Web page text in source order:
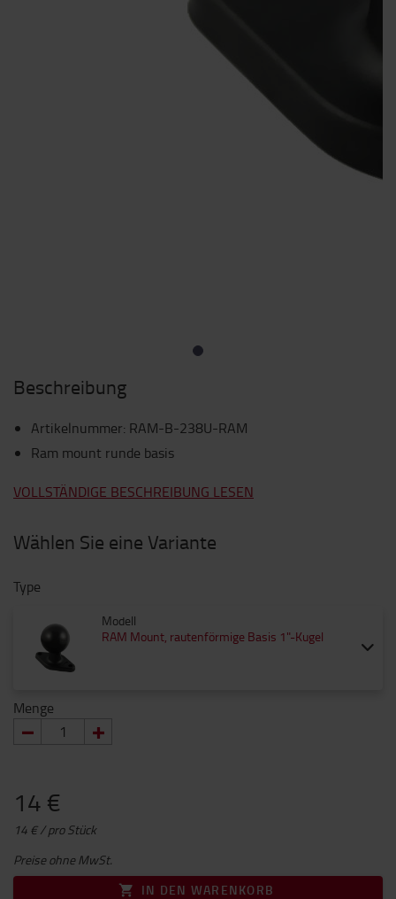
Beschreibung
Artikelnummer: RAM-B-238U-RAM
Ram mount runde basis
VOLLSTÄNDIGE BESCHREIBUNG LESEN
Wählen Sie eine Variante
Type
Modell
RAM Mount, rautenförmige Basis 1"-Kugel
Menge
14 €
14 € / pro Stück
Preise ohne MwSt.
IN DEN WARENKORB